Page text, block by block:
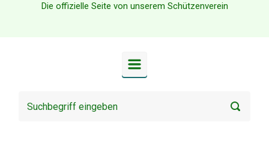
Die offizielle Seite von unserem Schützenverein